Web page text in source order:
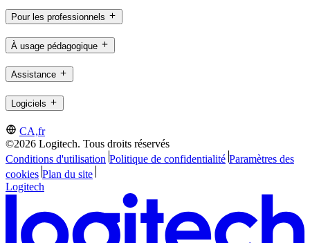
Pour les professionnels
À usage pédagogique
Assistance
Logiciels
CA,fr
©2026 Logitech. Tous droits réservés
Conditions d'utilisation Politique de confidentialité Paramètres des
cookies Plan du site
Logitech